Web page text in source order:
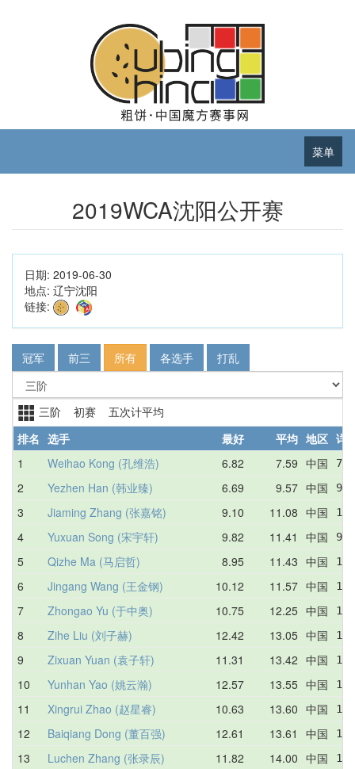
菜单
2019WCA沈阳公开赛
日期: 2019-06-30
地点: 辽宁沈阳
链接:
冠军 前三 所有 各选手 打乱
三阶 初赛 五次计平均
排名 选手 最好 平均 地区 详
1
Weihao Kong (孔维浩) 6.82 7.59 中国
2 Yezhen Han (韩业臻) 6.69 9.57 中国
3 Jiaming Zhang (张嘉铭) 9.10 11.08 中国
4 Yuxuan Song (宋宇轩) 9.82 11.41 中国
5 Qizhe Ma (马启哲) 8.95 11.43 中国
6 Jingang Wang (王金钢) 10.12 11.57 中国
7 Zhongao Yu (于中奥) 10.75 12.25 中国
8 Zihe Liu (刘子赫) 12.42 13.05 中国
9 Zixuan Yuan (袁子轩) 11.31 13.42 中国
10 Yunhan Yao (姚云瀚) 12.57 13.55 中国
11 Xingrui Zhao (赵星睿) 10.63 13.60 中国
12 Baiqiang Dong (董百强) 12.61 13.61 中国
13 Luchen Zhang (张录辰) 11.82 14.00 中国